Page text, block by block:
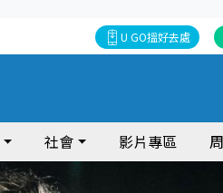
U GO搵好去處
社會 影片專區